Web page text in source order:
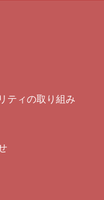
ティの取り組み